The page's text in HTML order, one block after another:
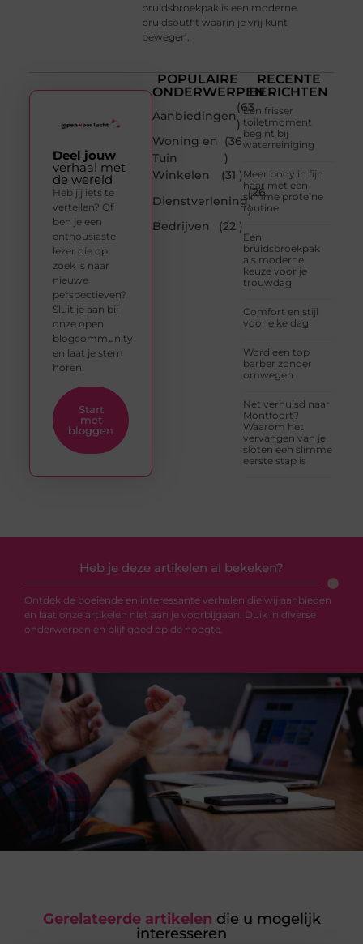
bruidsbroekpak is een moderne
bruidsoutfit waarin je vrij kunt
bewegen,
POPULAIRE
ONDERWERPEN
Aanbiedingen
(63
)
Woning en
Tuin
(36
)
Winkelen
(31 )
Dienstverlening
(26
)
Bedrijven
(22 )
RECENTE
BERICHTEN
Een frisser
toiletmoment
begint bij
waterreiniging
Meer body in fijn
haar met een
slimme proteïne
routine
Een
bruidsbroekpak
als moderne
keuze voor je
trouwdag
Comfort en stijl
voor elke dag
Word een top
barber zonder
omwegen
Net verhuisd naar
Montfoort?
Waarom het
vervangen van je
sloten een slimme
eerste stap is
Deel jouw
verhaal met
de wereld
Heb jij iets te
vertellen? Of
ben je een
enthousiaste
lezer die op
zoek is naar
nieuwe
perspectieven?
Sluit je aan bij
onze open
blogcommunity
en laat je stem
horen.
Start
met
bloggen
Heb je deze artikelen al bekeken?
Ontdek de boeiende en interessante verhalen die wij aanbieden
en laat onze artikelen niet aan je voorbijgaan. Duik in diverse
onderwerpen en blijf goed op de hoogte.
Gerelateerde artikelen die u mogelijk
interesseren